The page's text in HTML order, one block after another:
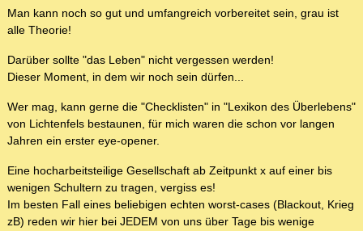
Man kann noch so gut und umfangreich vorbereitet sein, grau ist
alle Theorie!
Darüber sollte "das Leben" nicht vergessen werden!
Dieser Moment, in dem wir noch sein dürfen...
Wer mag, kann gerne die "Checklisten" in "Lexikon des Überlebens"
von Lichtenfels bestaunen, für mich waren die schon vor langen
Jahren ein erster eye-opener.
Eine hocharbeitsteilige Gesellschaft ab Zeitpunkt x auf einer bis
wenigen Schultern zu tragen, vergiss es!
Im besten Fall eines beliebigen echten worst-cases (Blackout, Krieg
zB) reden wir hier bei JEDEM von uns über Tage bis wenige